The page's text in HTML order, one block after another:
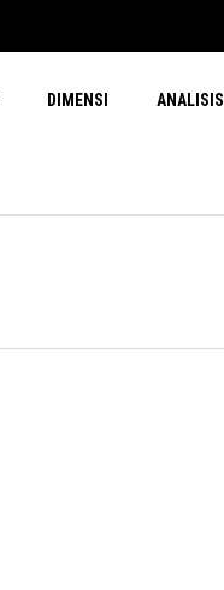
DIMENSI ANALISIS